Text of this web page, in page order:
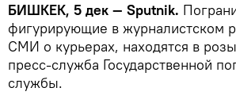
БИШКЕК, 5 дек — Sputnik.
фигурирующие в журналистском
СМИ о курьерах, находятся в
пресс-служба Государственной
службы.